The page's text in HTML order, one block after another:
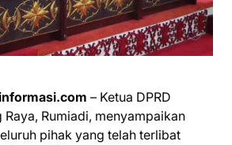
– Ketua DPRD
Rumiadi, menyampaikan
pihak yang telah terlibat